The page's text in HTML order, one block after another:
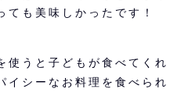
ても美味しかったです！
使うと子どもが食べてくれ
イシーなお料理を食べられ